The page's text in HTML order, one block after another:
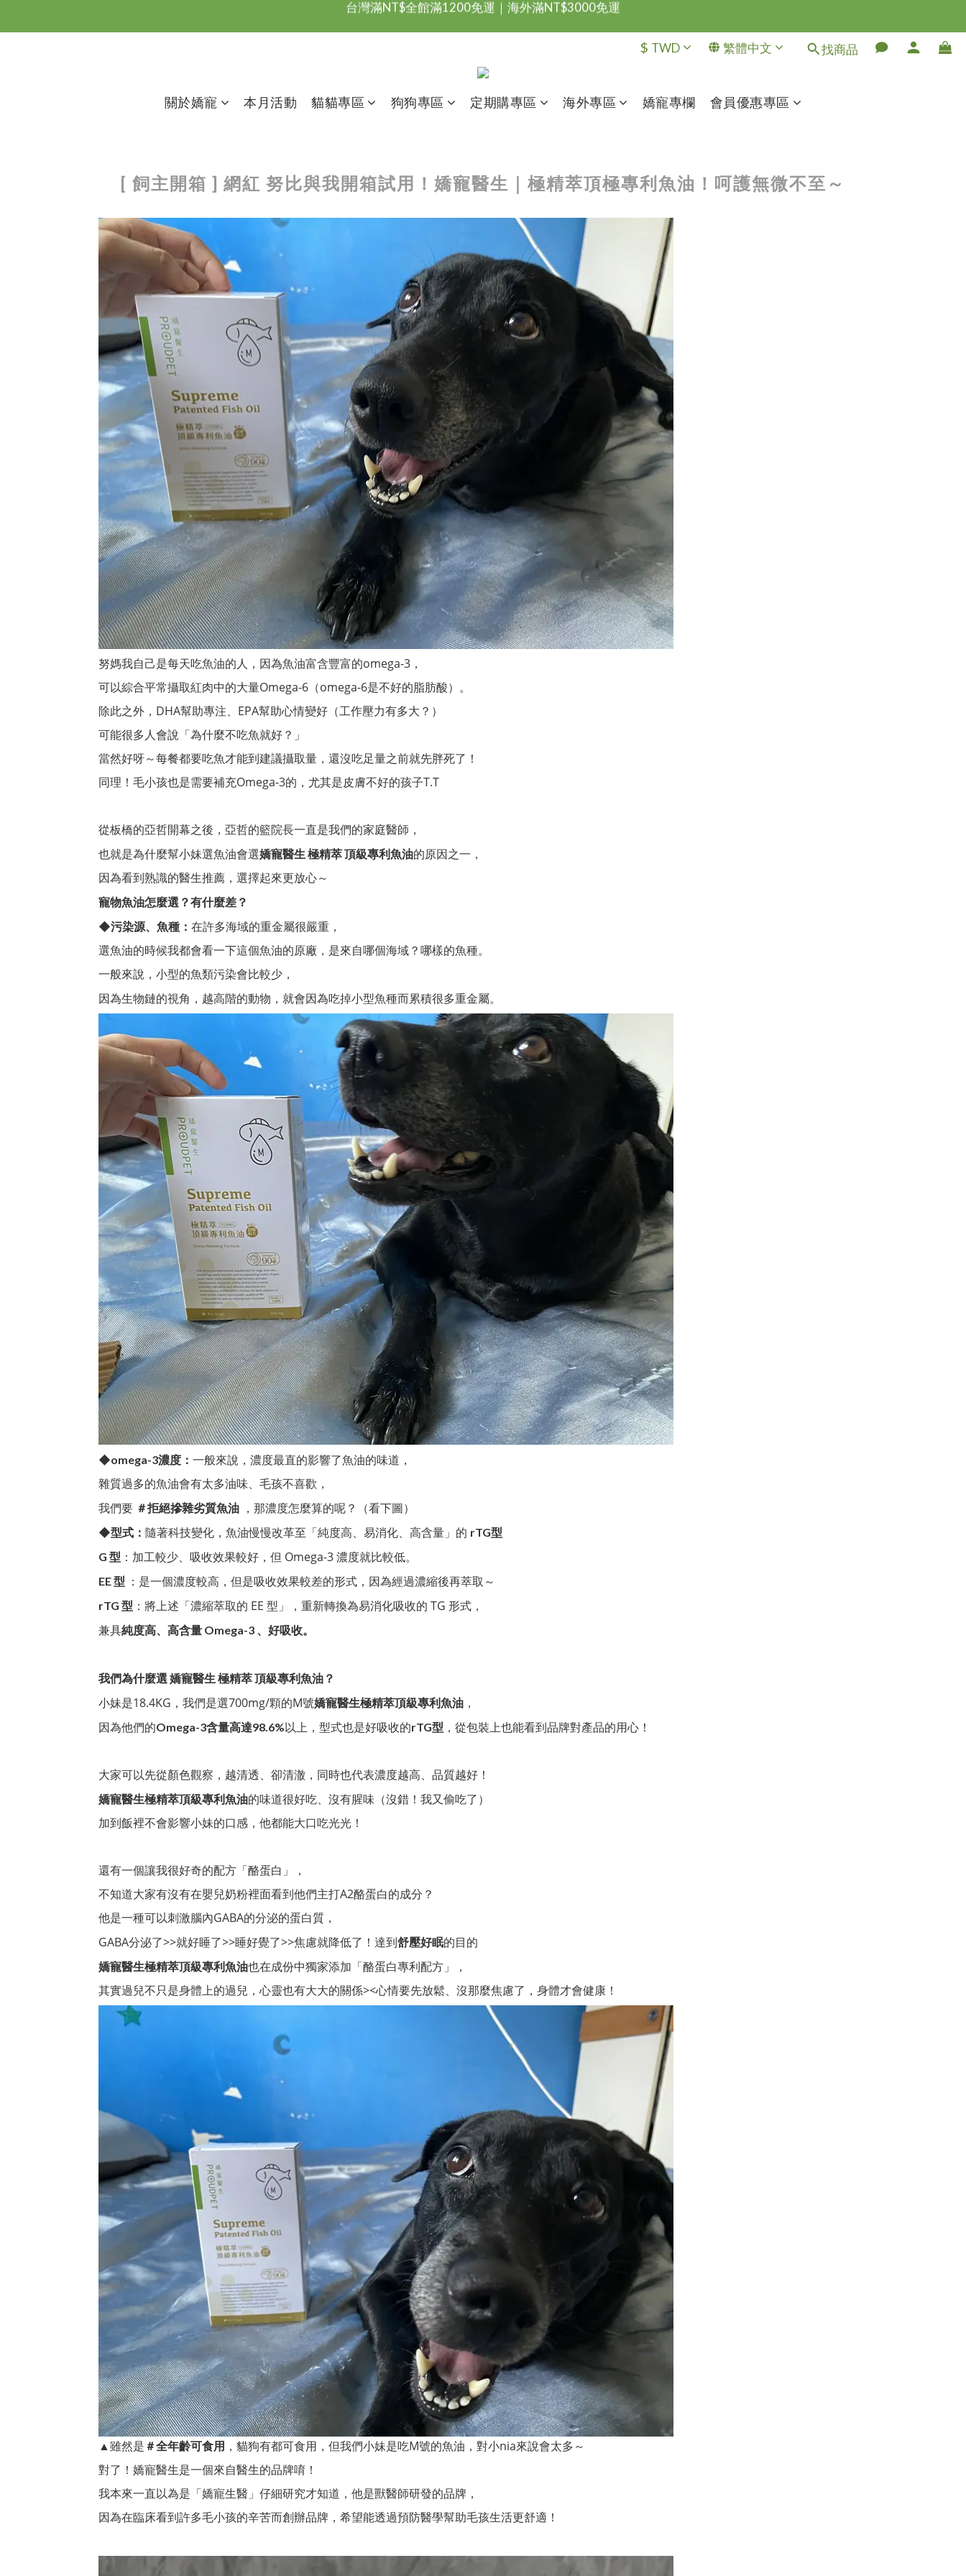
台灣滿NT$全館滿1200免運｜海外滿NT$3000免運
會員優惠專區由此進
$ TWD 繁體中文 找商品
關於嬌寵 本月活動 貓貓專區 狗狗專區 定期購專區 海外專區 嬌寵專欄 會員優惠專區
[ 飼主開箱 ] 網紅 努比與我開箱試用！嬌寵醫生｜極精萃頂極專利魚油！呵護無微不至～
努媽我自己是每天吃魚油的人，因為魚油富含豐富的omega-3，
可以綜合平常攝取紅肉中的大量Omega-6（omega-6是不好的脂肪酸）。
除此之外，DHA幫助專注、EPA幫助心情變好（工作壓力有多大？）
可能很多人會說「為什麼不吃魚就好？」
當然好呀～每餐都要吃魚才能到建議攝取量，還沒吃足量之前就先胖死了！
同理！毛小孩也是需要補充Omega-3的，尤其是皮膚不好的孩子T.T
從板橋的亞哲開幕之後，亞哲的籃院長一直是我們的家庭醫師，
也就是為什麼幫小妹選魚油會選嬌寵醫生 極精萃 頂級專利魚油的原因之一，
因為看到熟識的醫生推薦，選擇起來更放心～
寵物魚油怎麼選？有什麼差？
◆污染源、魚種： 在許多海域的重金屬很嚴重，
選魚油的時候我都會看一下這個魚油的原廠，是來自哪個海域？哪樣的魚種。
一般來說，小型的魚類污染會比較少，
因為生物鏈的視角，越高階的動物，就會因為吃掉小型魚種而累積很多重金屬。
◆omega-3濃度： 一般來說，濃度最直的影響了魚油的味道，
雜質過多的魚油會有太多油味、毛孩不喜歡，
我們要 ＃拒絕摻雜劣質魚油 ，那濃度怎麼算的呢？（看下圖）
◆型式： 隨著科技變化，魚油慢慢改革至「純度高、易消化、高含量」的 rTG型
G 型 ：加工較少、吸收效果較好，但 Omega-3 濃度就比較低。
EE型 ：是一個濃度較高，但是吸收效果較差的形式，因為經過濃縮後再萃取～
rTG 型 ：將上述「濃縮萃取的 EE 型」，重新轉換為易消化吸收的 TG 形式，
兼具純度高、高含量 Omega-3 、好吸收。
我們為什麼選 嬌寵醫生 極精萃 頂級專利魚油？
小妹是18.4KG，我們是選700mg/顆的M號嬌寵醫生極精萃頂級專利魚油 ，
因為他們的Omega-3含量高達98.6%以上，型式也是好吸收的rTG型 ，從包裝上也能看到品牌對產品的用心！
大家可以先從顏色觀察，越清透、卻清澈，同時也代表濃度越高、品質越好！
嬌寵醫生極精萃頂級專利魚油的味道很好吃、沒有腥味（沒錯！我又偷吃了）
加到飯裡不會影響小妹的口感，他都能大口吃光光！
還有一個讓我很好奇的配方「酪蛋白」，
不知道大家有沒有在嬰兒奶粉裡面看到他們主打A2酪蛋白的成分？
他是一種可以刺激腦內GABA的分泌的蛋白質，
GABA分泌了>>就好睡了>>睡好覺了>>焦慮就降低了！達到舒壓好眠的目的
嬌寵醫生極精萃頂級專利魚油也在成份中獨家添加「酪蛋白專利配方」，
其實過兒不只是身體上的過兒，心靈也有大大的關係><心情要先放鬆、沒那麼焦慮了，身體才會健康！
▲雖然是 ＃全年齡可食用 ，貓狗有都可食用，但我們小妹是吃M號的魚油，對小nia來說會太多～
對了！嬌寵醫生是一個來自醫生的品牌唷！
我本來一直以為是「嬌寵生醫」仔細研究才知道，他是獸醫師研發的品牌，
因為在臨床看到許多毛小孩的辛苦而創辦品牌，希望能透過預防醫學幫助毛孩生活更舒適！